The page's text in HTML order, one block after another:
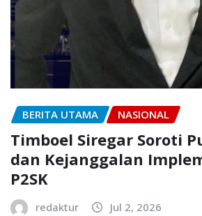
BERITA UTAMA NASIONAL
Timboel Siregar Soroti
dan Kejanggalan
P2SK
redaktur Jul 2, 2026